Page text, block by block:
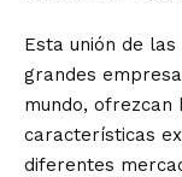
Esta unión de
grandes
mundo, ofrezcan
características
diferentes